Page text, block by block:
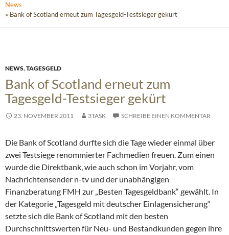
News
» Bank of Scotland erneut zum Tagesgeld-Testsieger gekürt
NEWS,TAGESGELD
Bank of Scotland erneut zum
Tagesgeld-Testsieger gekürt
23. NOVEMBER 2011 3TASK SCHREIBE EINEN KOMMENTAR
Die Bank of Scotland durfte sich die Tage wieder einmal über
zwei Testsiege renommierter Fachmedien freuen. Zum einen
wurde die Direktbank, wie auch schon im Vorjahr, vom
Nachrichtensender n-tv und der unabhängigen
Finanzberatung FMH zur „Besten Tagesgeldbank“ gewählt. In
der Kategorie „Tagesgeld mit deutscher Einlagensicherung“
setzte sich die Bank of Scotland mit den besten
Durchschnittswerten für Neu- und Bestandkunden gegen ihre